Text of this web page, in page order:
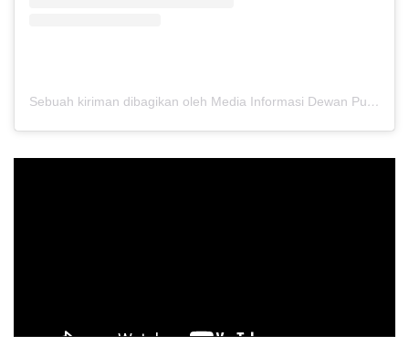
Sebuah kiriman dibagikan oleh Media Informasi Dewan Pusat Persaudaraan Setia Hati Terate (@media.dewanpusat)